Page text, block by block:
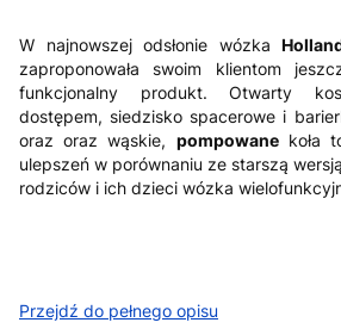
W najnowszej odsłonie wózka
zaproponowała swoim klientom
funkcjonalny produkt. Otwarty
dostępem, siedzisko spacerowe i
oraz oraz wąskie, pompowanekoła
ulepszeń w porównaniu ze starszą
rodziców i ich dzieci wózka
Przejdź do pełnego opisu